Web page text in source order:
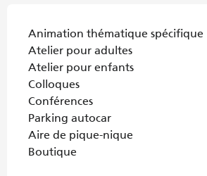
Animation thématique spécifique
Atelier pour adultes
Atelier pour enfants
Colloques
Conférences
Parking autocar
Aire de pique-nique
Boutique